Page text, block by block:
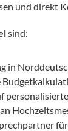
und direkt
sind:
in